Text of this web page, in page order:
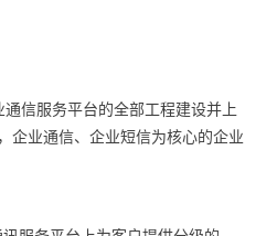
信服务平台的全部工程建设并上
企业通信、企业短信为核心的企业